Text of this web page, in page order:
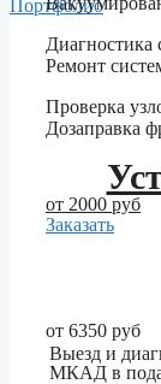
Портфолио
Диагностика
Ремонт
Проверка
Дозаправка
от 2000 руб
Заказать
от 6350 руб
Выезд и
МКАД в